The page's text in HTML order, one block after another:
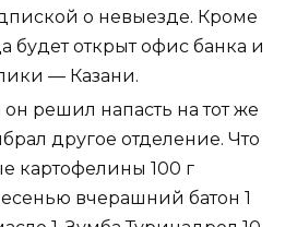
о невыезде. Кроме
будет открыт офис банка и
— Казани.
решил напасть на тот же
другое отделение. Что
картофелины 100 г
вчерашний батон 1